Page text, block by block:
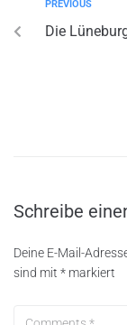
PREVIOUS
Die
Schreibe
Deine E-Mail-
sind mit * markiert